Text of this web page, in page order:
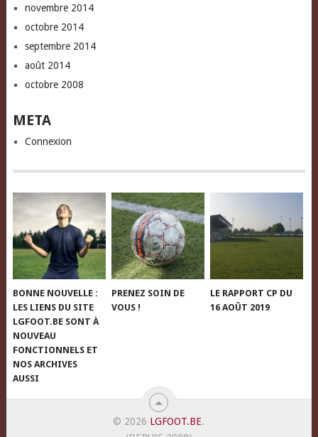
novembre 2014
octobre 2014
septembre 2014
août 2014
octobre 2008
META
Connexion
BONNE NOUVELLE :
LES LIENS DU SITE
LGFOOT.BE SONT À
NOUVEAU
FONCTIONNELS ET
NOS ARCHIVES
AUSSI
PRENEZ SOIN DE
VOUS !
LE RAPPORT CP DU
16 AOÛT 2019
© 2026 LGFOOT.BE.